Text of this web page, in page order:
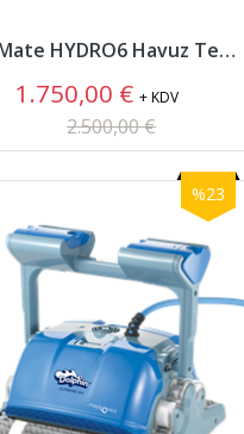
PoolMate HYDRO6 Havuz Temizleme Robotu
1.750,00 €+ KDV
2.500,00 €
%23